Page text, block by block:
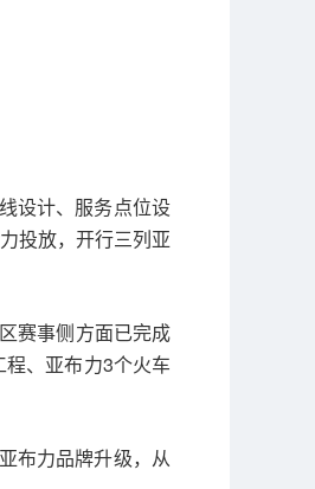
设计、服务点位设
投放，开行三列亚
赛事侧方面已完成
、亚布力3个火车
布力品牌升级，从